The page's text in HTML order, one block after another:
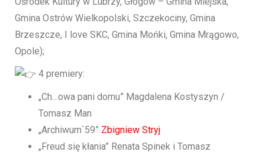
Gmina Ostrów Wielkopolski, Szczekociny, Gmina
Brzeszcze, I love SKC, Gmina Mońki, Gmina Mrągowo,
Opole);
4 premiery:
„Ch…owa pani domu” Magdalena Kostyszyn /
Tomasz Man
„Archiwum`59” Zbigniew Stryj
„Freud się kłania” Renata Spinek i Tomasz